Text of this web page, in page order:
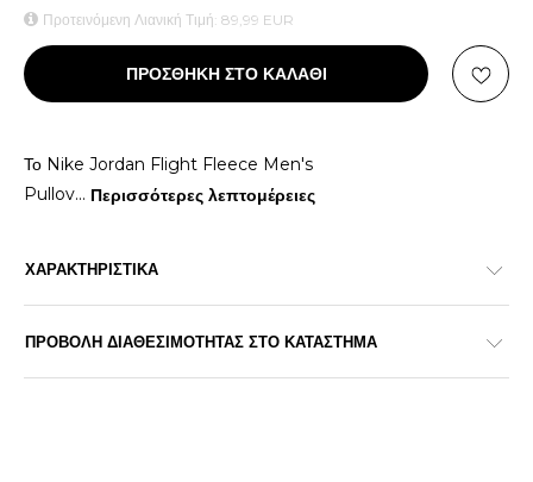
Προτεινόμενη Λιανική Τιμή: 89,99 EUR
ΠΡΟΣΘΗΚΗ ΣΤΟ ΚΑΛΑΘΙ
Το Nike Jordan Flight Fleece Men's
Pullov... Περισσότερες λεπτομέρειες
ΧΑΡΑΚΤΗΡΙΣΤΙΚΑ
ΠΡΟΒΟΛΗ ΔΙΑΘΕΣΙΜΟΤΗΤΑΣ ΣΤΟ ΚΑΤΑΣΤΗΜΑ